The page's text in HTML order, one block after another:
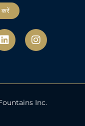
करें
L
i
n
d
n
I
n
s
g
a
Inc.